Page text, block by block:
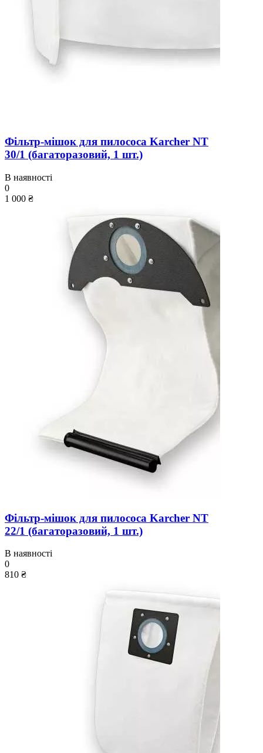
Фільтр-мішок для пилососа Karcher NT
30/1 (багаторазовий, 1 шт.)
В наявності
0
1 000 ₴
Фільтр-мішок для пилососа Karcher NT
22/1 (багаторазовий, 1 шт.)
В наявності
0
810 ₴